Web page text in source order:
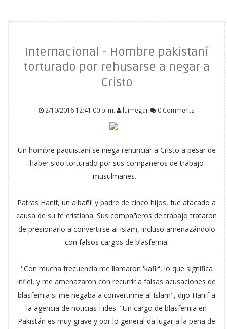
Internacional - Hombre pakistaní
torturado por rehusarse a negar a
Cristo
2/10/2016 12:41:00 p. m. luimegar 0 Comments
Un hombre paquistaní se niega renunciar a Cristo a pesar de
haber sido torturado por sus compañeros de trabajo
musulmanes.
Patras Hanif, un albañil y padre de cinco hijos, fue atacado a
causa de su fe cristiana. Sus compañeros de trabajo trataron
de presionarlo a convertirse al Islam, incluso amenazándolo
con falsos cargos de blasfemia.
"Con mucha frecuencia me llamaron 'kafir', lo que significa
infiel, y me amenazaron con recurrir a falsas acusaciones de
blasfemia si me negaba a convertirme al Islam", dijo Hanif a
la agencia de noticias Fides. "Un cargo de blasfemia en
Pakistán es muy grave y por lo general da lugar a la pena de